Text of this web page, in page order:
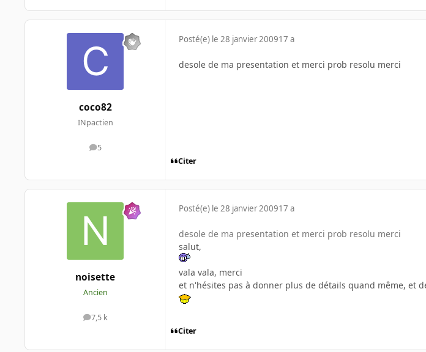
coco82
INpactien
5
messages
Posté(e) le 28 janvier 200917 a
desole de ma presentation et merci prob resolu merci
Citer
noisette
Ancien
7,5 k
messages
Posté(e) le 28 janvier 200917 a
desole de ma presentation et merci prob resolu merci
salut,
vala vala, merci
et n'hésites pas à donner plus de détails quand même, et
Citer